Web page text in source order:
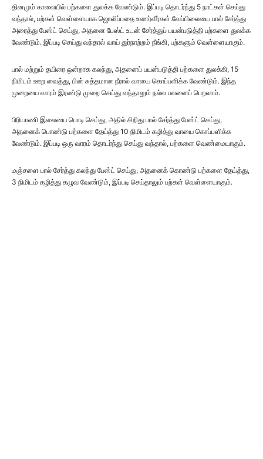
தினமும் காலையில் பற்களை துலக்க வேண்டும். இப்படி தொடர்ந்து 5 நாட்கள் செய்து
வந்தால், பற்கள் வெள்ளையாக ஜொலிப்பதை உணர்வீர்கள்.வேப்பிலையை பால் சேர்த்து
அரைத்து பேஸ்ட் செய்து, அதனை பேஸ்ட் உடன் சேர்த்துப் பயன்படுத்தி பற்களை துலக்க
வேண்டும். இப்படி செய்து வந்தால் வாய் துர்நாற்றம் நீங்கி, பற்களும் வெள்ளையாகும்.
பால் மற்றும் தயிரை ஒன்றாக கலந்து, அதனைப் பயன்படுத்தி பற்களை துலக்கி, 15
நிமிடம் ஊற வைத்து, பின் சுத்தமான நீரால் வாயை கொப்பளிக்க வேண்டும். இந்த
முறையை வாரம் இரண்டு முறை செய்து வந்தாலும் நல்ல பலனைப் பெறலாம்.
பிரியாணி இலையை பொடி செய்து, அதில் சிறிது பால் சேர்த்து பேஸ்ட் செய்து,
அதனைக் பொண்டு பற்களை தேய்த்து 10 நிமிடம் கழித்து வாயை கொப்பளிக்க
வேண்டும். இப்படி ஒரு வாரம் தொடர்ந்து செய்து வந்தால், பற்களை வெண்மையாகும்.
மஞ்சளை பால் சேர்த்து கலந்து பேஸ்ட் செய்து, அதனைக் கொண்டு பற்களை தேய்த்து,
3 நிமிடம் கழித்து கழுவ வேண்டும், இப்படி செய்தாலும் பற்கள் வெள்ளையாகும்.